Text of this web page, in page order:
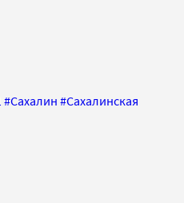
#Сахалин #Сахалинская